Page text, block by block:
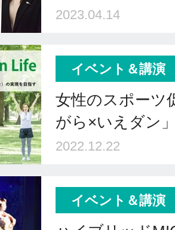
2023.04.14
イベント＆講演
⼥性のスポーツ
がら×いえダン
2022.12.22
イベント＆講演